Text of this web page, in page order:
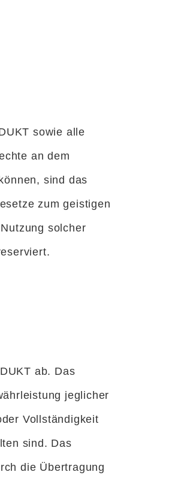
sowie alle
an dem
sind das
zum geistigen
solcher
ab. Das
jeglicher
Vollständigkeit
sind. Das
die Übertragung